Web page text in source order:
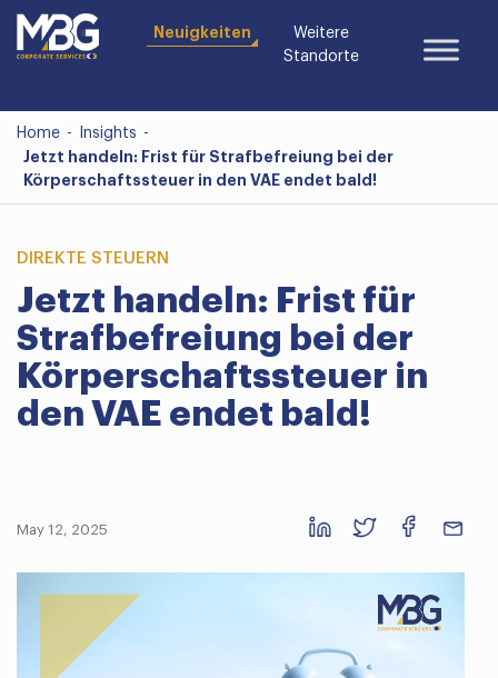
Neuigkeiten
Weitere
Standorte
Home - Insights -
Jetzt handeln: Frist für Strafbefreiung bei der
Körperschaftssteuer in den VAE endet bald!
DIREKTE STEUERN
Jetzt handeln: Frist für
Strafbefreiung bei der
Körperschaftssteuer in
den VAE endet bald!
May 12, 2025